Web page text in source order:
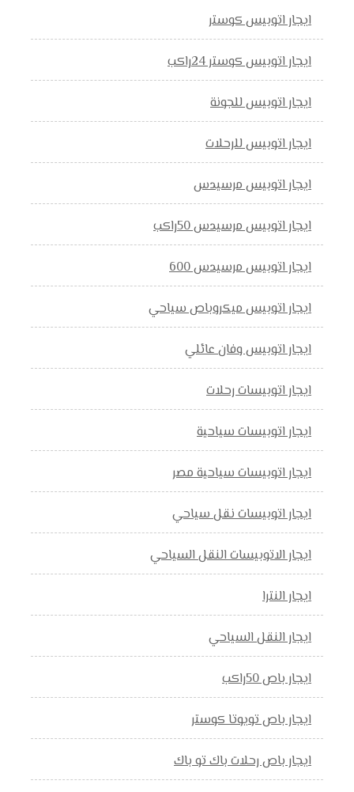
ايجار اتوبيس كوستر
ايجار اتوبيس كوستر 24راكب
ايجار اتوبيس للجونة
ايجار اتوبيس للرحلات
ايجار اتوبيس مرسيدس
ايجار اتوبيس مرسيدس 50راكب
ايجار اتوبيس مرسيدس 600
ايجار اتوبيس ميكروباص سياحي
ايجار اتوبيس وفان عائلي
ايجار اتوبيسات رحلات
ايجار اتوبيسات سياحية
ايجار اتوبيسات سياحية مصر
ايجار اتوبيسات نقل سياحي
ايجار الاتوبيسات النقل السياحي
ايجار النترا
ايجار النقل السياحي
ايجار باص 50راكب
ايجار باص تويوتا كوستر
ايجار باص رحلات باك تو باك